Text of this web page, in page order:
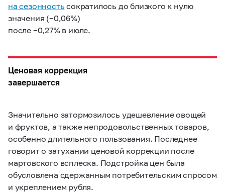
на сезонность сократилось до близкого к нулю
значения (−0,06%)
после −0,27% в июле.
Ценовая коррекция
завершается
Значительно затормозилось удешевление овощей
и фруктов, а также непродовольственных товаров,
особенно длительного пользования. Последнее
говорит о затухании ценовой коррекции после
мартовского всплеска. Подстройка цен была
обусловлена сдержанным потребительским спросом
и укреплением рубля.